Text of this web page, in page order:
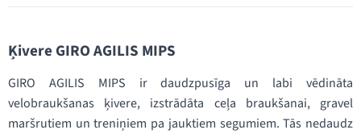
Ķivere GIRO AGILIS MIPS
GIRO AGILIS MIPS ir daudzpusīga un labi vēdināta
velobraukšanas ķivere, izstrādāta ceļa braukšanai, gravel
maršrutiem un treniņiem pa jauktiem segumiem. Tās nedaudz